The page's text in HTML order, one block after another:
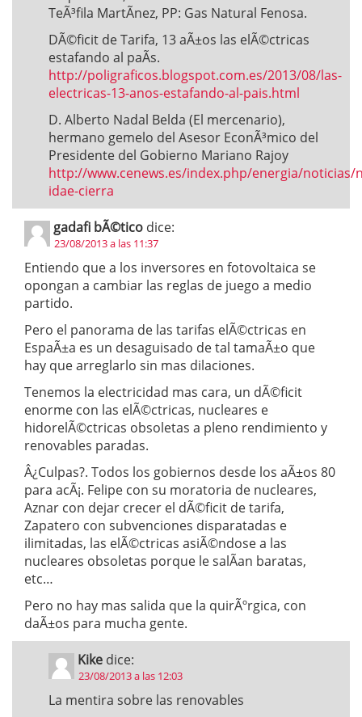
TeÃ³fila MartÃ­nez, PP: Gas Natural Fenosa.
DÃ©ficit de Tarifa, 13 aÃ±os las elÃ©ctricas
estafando al paÃ­s.
http://poligraficos.blogspot.com.es/2013/08/las-
electricas-13-anos-estafando-al-pais.html
D. Alberto Nadal Belda (El mercenario),
hermano gemelo del Asesor EconÃ³mico del
Presidente del Gobierno Mariano Rajoy
http://www.cenews.es/index.php/energia/noticias/
idae-cierra
gadafi bÃ©tico dice:
23/08/2013 a las 11:37
Entiendo que a los inversores en fotovoltaica se
opongan a cambiar las reglas de juego a medio
partido.
Pero el panorama de las tarifas elÃ©ctricas en
EspaÃ±a es un desaguisado de tal tamaÃ±o que
hay que arreglarlo sin mas dilaciones.
Tenemos la electricidad mas cara, un dÃ©ficit
enorme con las elÃ©ctricas, nucleares e
hidorelÃ©ctricas obsoletas a pleno rendimiento y
renovables paradas.
Â¿Culpas?. Todos los gobiernos desde los aÃ±os 80
para acÃ¡. Felipe con su moratoria de nucleares,
Aznar con dejar crecer el dÃ©ficit de tarifa,
Zapatero con subvenciones disparatadas e
ilimitadas, las elÃ©ctricas asiÃ©ndose a las
nucleares obsoletas porque le salÃ­an baratas,
etc…
Pero no hay mas salida que la quirÃºrgica, con
daÃ±os para mucha gente.
Kike dice:
23/08/2013 a las 12:03
La mentira sobre las renovables